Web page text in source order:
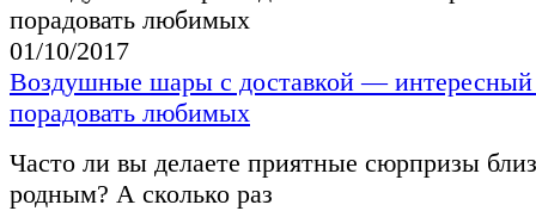
01/10/2017
Воздушные шары с доставкой — интересный
порадовать любимых
Часто ли вы делаете приятные сюрпризы
родным? А сколько раз